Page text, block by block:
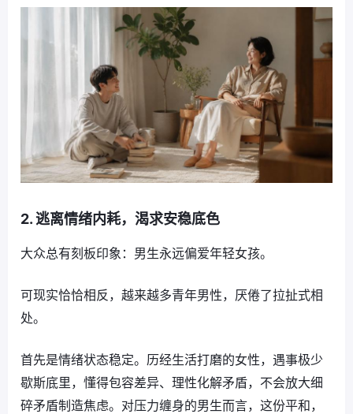
2. 逃离情绪内耗，渴求安稳底色
大众总有刻板印象：男生永远偏爱年轻女孩。
可现实恰恰相反，越来越多青年男性，厌倦了拉扯式相
处。
首先是情绪状态稳定。历经生活打磨的女性，遇事极少
歇斯底里，懂得包容差异、理性化解矛盾，不会放大细
碎矛盾制造焦虑。对压力缠身的男生而言，这份平和，